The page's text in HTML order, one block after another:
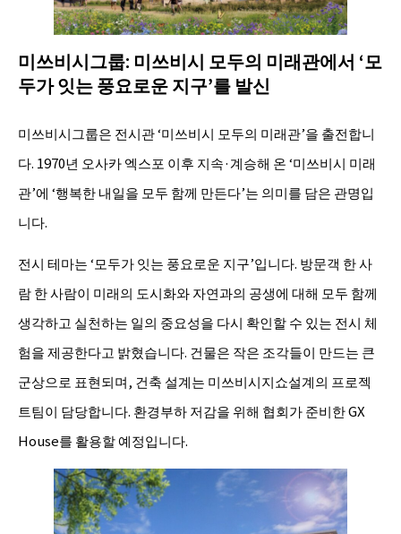
미쓰비시그룹: 미쓰비시 모두의 미래관에서 ‘모
두가 잇는 풍요로운 지구’를 발신
미쓰비시그룹은 전시관 ‘미쓰비시 모두의 미래관’을 출전합니
다. 1970년 오사카 엑스포 이후 지속·계승해 온 ‘미쓰비시 미래
관’에 ‘행복한 내일을 모두 함께 만든다’는 의미를 담은 관명입
니다.
전시 테마는 ‘모두가 잇는 풍요로운 지구’입니다. 방문객 한 사
람 한 사람이 미래의 도시화와 자연과의 공생에 대해 모두 함께
생각하고 실천하는 일의 중요성을 다시 확인할 수 있는 전시 체
험을 제공한다고 밝혔습니다. 건물은 작은 조각들이 만드는 큰
군상으로 표현되며, 건축 설계는 미쓰비시지쇼설계의 프로젝
트팀이 담당합니다. 환경부하 저감을 위해 협회가 준비한 GX
House를 활용할 예정입니다.